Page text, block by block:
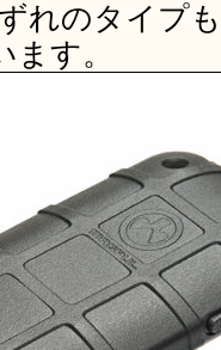
れのタイプ
す。